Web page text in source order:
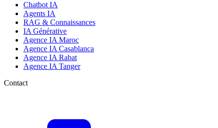
Chatbot IA
Agents IA
RAG & Connaissances
IA Générative
Agence IA Maroc
Agence IA Casablanca
Agence IA Rabat
Agence IA Tanger
Contact